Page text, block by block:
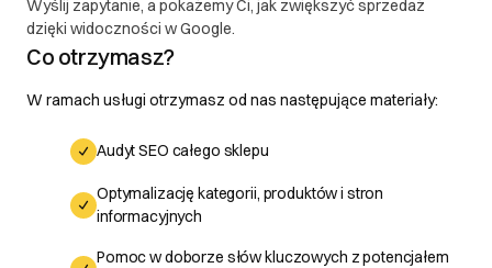
Wyślij zapytanie, a pokażemy Ci, jak zwiększyć sprzedaż
dzięki widoczności w Google.
Co otrzymasz?
W ramach usługi otrzymasz od nas następujące materiały:
Audyt SEO całego sklepu
Optymalizację kategorii, produktów i stron
informacyjnych
Pomoc w doborze słów kluczowych z potencjałem